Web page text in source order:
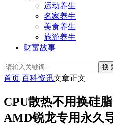
运动养生
名家养生
美食养生
旅游养生
财富故事
搜
首页 百科资讯文章正文
CPU散热不用换硅
AMD锐龙专用永久